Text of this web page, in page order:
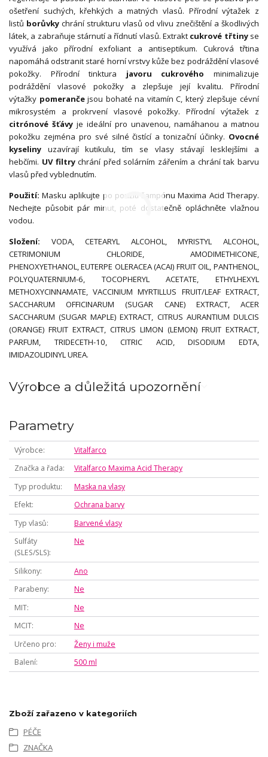
ošetření suchých, křehkých a matných vlasů. Přírodní výtažek z
listů borůvky chrání strukturu vlasů od vlivu znečištění a škodlivých
látek, a zabraňuje stárnutí a řídnutí vlasů. Extrakt cukrové třtinyse
využívá jako přírodní exfoliant a antiseptikum. Cukrová třtina
napomáhá odstranit staré horní vrstvy kůže bez podráždění vlasové
pokožky. Přírodní tinktura javoru cukrového minimalizuje
podráždění vlasové pokožky a zlepšuje její kvalitu. Přírodní
výtažky pomerančejsou bohaté na vitamín C, který zlepšuje cévní
mikrosystém a prokrvení vlasové pokožky. Přírodní výtažek z
citrónové šťávy je ideální pro unavenou, namáhanou a matnou
pokožku zejména pro své silné čistící a tonizační účinky. Ovocné
kyseliny uzavírají kutikulu, tím se vlasy stávají lesklejšími a
hebčími. UV filtry chrání před solárním zářením a chrání tak barvu
vlasů před vyblednutím.
Použití: Masku aplikujte po použití šampónu Maxima Acid Therapy.
Nechejte působit pár minut, poté dostatečně opláchněte vlažnou
vodou.
Složení: VODA, CETEARYL ALCOHOL, MYRISTYL ALCOHOL,
CETRIMONIUM CHLORIDE, AMODIMETHICONE,
PHENOXYETHANOL, EUTERPE OLERACEA (ACAI) FRUIT OIL, PANTHENOL,
POLYQUATERNIUM-6, TOCOPHERYL ACETATE, ETHYLHEXYL
METHOXYCINNAMATE, VACCINIUM MYRTILLUS FRUIT/LEAF EXTRACT,
SACCHARUM OFFICINARUM (SUGAR CANE) EXTRACT, ACER
SACCHARUM (SUGAR MAPLE) EXTRACT, CITRUS AURANTIUM DULCIS
(ORANGE) FRUIT EXTRACT, CITRUS LIMON (LEMON) FRUIT EXTRACT,
PARFUM, TRIDECETH-10, CITRIC ACID, DISODIUM EDTA,
IMIDAZOLIDINYL UREA.
Výrobce a důležitá upozornění
Parametry
Výrobce
Vitalfarco
Značka a řada
Vitalfarco Maxima Acid Therapy
Typ produktu
Maska na vlasy
Efekt
Ochrana barvy
Typ vlasů
Barvené vlasy
Sulfáty
(SLES/SLS)
Ne
Silikony
Ano
Parabeny
Ne
MIT
Ne
MCIT
Ne
Určeno pro
Ženy i muže
Balení
500 ml
Zboží zařazeno v kategoriích
PÉČE
ZNAČKA